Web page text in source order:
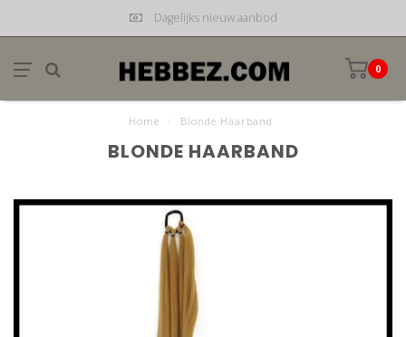
Dagelijks nieuw aanbod
0
Home Blonde Haarband
BLONDE HAARBAND